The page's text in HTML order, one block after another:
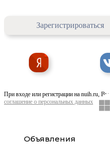
Зарегистрироваться
При входе или регистрации на nuih.ru, Вы
соглашение о персональных данных
Объявления